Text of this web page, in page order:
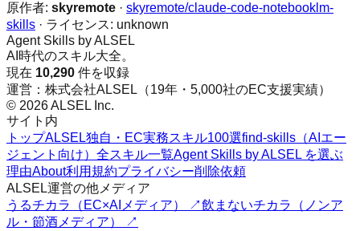
原作者: skyremote · skyremote/claude-code-notebooklm-
skills · ライセンス: unknown
Agent Skills by ALSEL
AI時代のスキル大全。
現在 10,290 件を収録
運営：株式会社ALSEL（19年・5,000社のEC支援実績）
© 2026 ALSEL Inc.
サイト内
トップALSEL独自・EC実務スキル100選find-skills（AIエー
ジェント向け） 全スキル一覧Agent Skills by ALSEL を選ぶ
理由About利用規約プライバシー削除依頼
ALSEL運営の他メディア
うるチカラ（EC×AIメディア） ↗飲まないチカラ（ノンア
ル・節酒メディア） ↗